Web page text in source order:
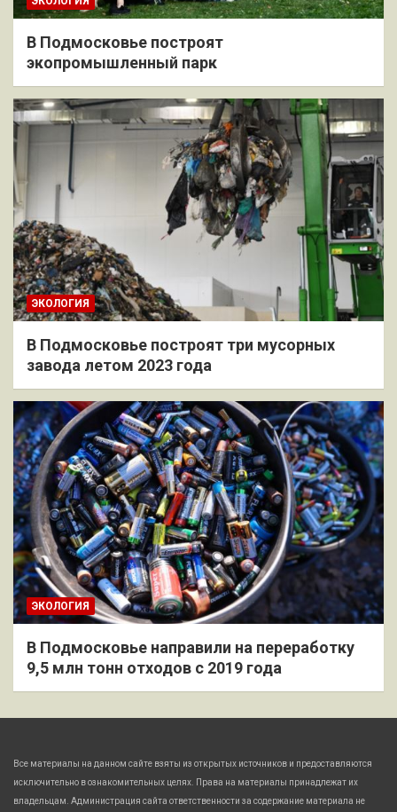
В Подмосковье построят
экопромышленный парк
ЭКОЛОГИЯ
В Подмосковье построят три мусорных
завода летом 2023 года
ЭКОЛОГИЯ
В Подмосковье направили на переработку
9,5 млн тонн отходов с 2019 года
Все материалы на данном сайте взяты из открытых источников и предоставляются
исключительно в ознакомительных целях. Права на материалы принадлежат их
владельцам. Администрация сайта ответственности за содержание материала не